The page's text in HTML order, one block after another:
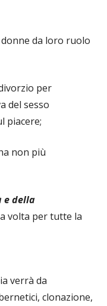
da loro ruolo
per
del sesso
piacere;
non più
e della
volta per tutte la
verrà da
clonazione,